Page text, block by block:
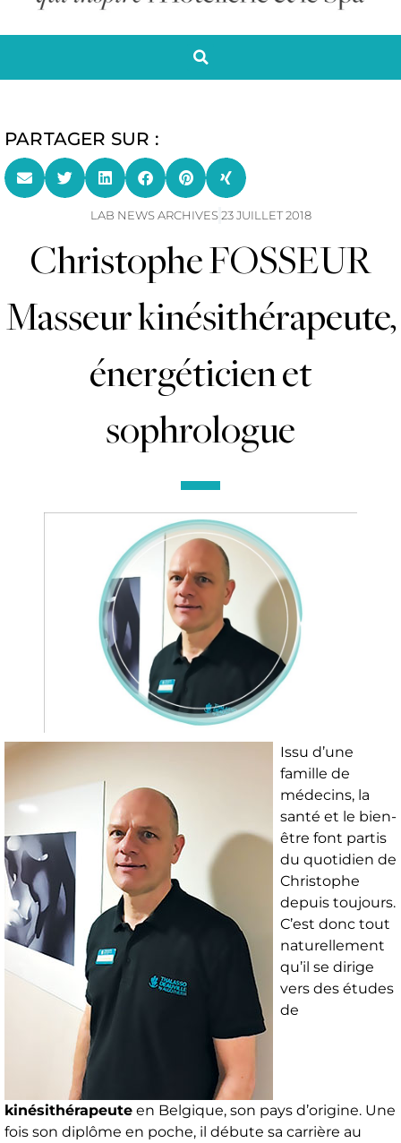
PARTAGER SUR :
LAB NEWS ARCHIVES 23 JUILLET 2018
Christophe FOSSEUR
Masseur kinésithérapeute,
énergéticien et
sophrologue
Issu d’une
famille de
médecins, la
santé et le bien-
être font partis
du quotidien de
Christophe
depuis toujours.
C’est donc tout
naturellement
qu’il se dirige
vers des études
de
kinésithérapeute en Belgique, son pays d’origine. Une
fois son diplôme en poche, il débute sa carrière au